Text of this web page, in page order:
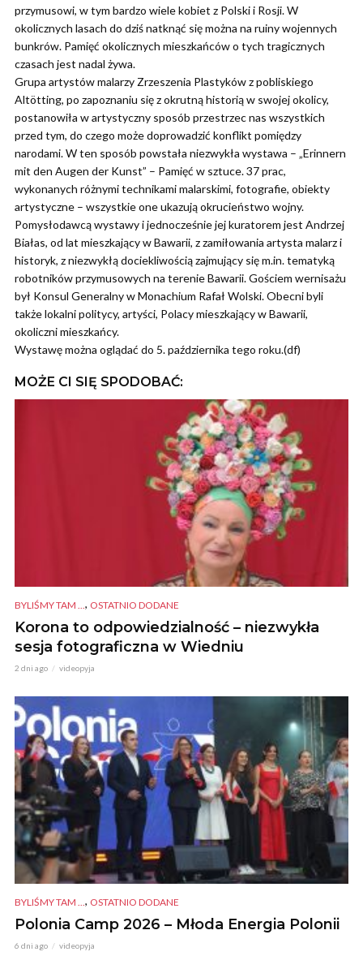
przymusowi, w tym bardzo wiele kobiet z Polski i Rosji. W
okolicznych lasach do dziś natknąć się można na ruiny wojennych
bunkrów. Pamięć okolicznych mieszkańców o tych tragicznych
czasach jest nadal żywa.
Grupa artystów malarzy Zrzeszenia Plastyków z pobliskiego
Altötting, po zapoznaniu się z okrutną historią w swojej okolicy,
postanowiła w artystyczny sposób przestrzec nas wszystkich
przed tym, do czego może doprowadzić konflikt pomiędzy
narodami. W ten sposób powstała niezwykła wystawa – „Erinnern
mit den Augen der Kunst” – Pamięć w sztuce. 37 prac,
wykonanych różnymi technikami malarskimi, fotografie, obiekty
artystyczne – wszystkie one ukazują okrucieństwo wojny.
Pomysłodawcą wystawy i jednocześnie jej kuratorem jest Andrzej
Białas, od lat mieszkający w Bawarii, z zamiłowania artysta malarz i
historyk, z niezwykłą dociekliwością zajmujący się m.in. tematyką
robotników przymusowych na terenie Bawarii. Gościem wernisażu
był Konsul Generalny w Monachium Rafał Wolski. Obecni byli
także lokalni politycy, artyści, Polacy mieszkający w Bawarii,
okoliczni mieszkańcy.
Wystawę można oglądać do 5. października tego roku.(df)
MOŻE CI SIĘ SPODOBAĆ:
BYLIŚMY TAM ... , OSTATNIO DODANE
Korona to odpowiedzialność – niezwykła
sesja fotograficzna w Wiedniu
2 dni ago videopyja
BYLIŚMY TAM ... , OSTATNIO DODANE
Polonia Camp 2026 – Młoda Energia Polonii
6 dni ago videopyja